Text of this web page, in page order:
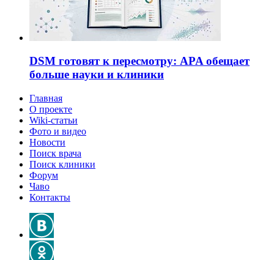
DSM готовят к пересмотру: APA обещает
больше науки и клиники
Главная
О проекте
Wiki-статьи
Фото и видео
Новости
Поиск врача
Поиск клиники
Форум
Чаво
Контакты